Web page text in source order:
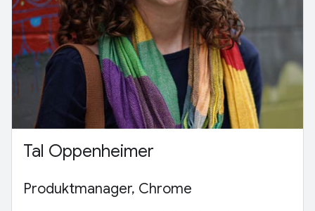
Tal Oppenheimer
Produktmanager, Chrome